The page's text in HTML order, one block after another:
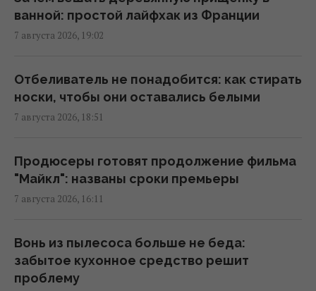
Три Спаса, Успение и Усекновение:
07:30 суббота, 08 августа 2026
8 августа: церковный праздник сегодня,
желание
06:30 суббота, 08 августа 2026
большие организмы на планете
06:27 суббота, 08 августа 2026
ванной: простой лайфхак из Франции
7 августа 2026, 19:02
Отбеливатель не понадобится: как стирать
носки, чтобы они оставались белыми
7 августа 2026, 18:51
Продюсеры готовят продолжение фильма
"Майкл": названы сроки премьеры
7 августа 2026, 16:11
Вонь из пылесоса больше не беда:
забытое кухонное средство решит
проблему